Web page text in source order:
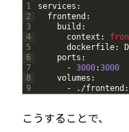
1
2
3
4
5
6
7
8
9
services :
frontend :
build :
context :
dockerfile:
ports :
- 3000:3000
volumes :
-
. /frontend :
こうすることで、